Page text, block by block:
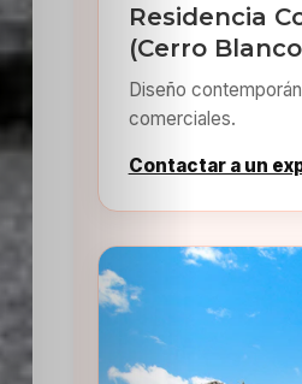
Residencia
(Cerro
Diseño
comerciales.
Contactar a un